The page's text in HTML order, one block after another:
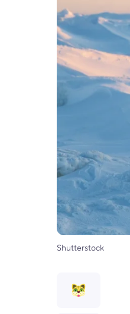
Shutterstock